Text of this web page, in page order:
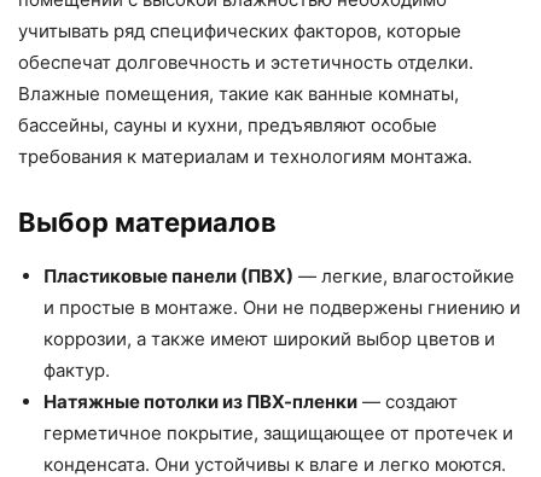
учитывать ряд специфических факторов, которые
обеспечат долговечность и эстетичность отделки.
Влажные помещения, такие как ванные комнаты,
бассейны, сауны и кухни, предъявляют особые
требования к материалам и технологиям монтажа.
Выбор материалов
Пластиковые панели (ПВХ) — легкие, влагостойкие
и простые в монтаже. Они не подвержены гниению и
коррозии, а также имеют широкий выбор цветов и
фактур.
Натяжные потолки из ПВХ-пленки — создают
герметичное покрытие, защищающее от протечек и
конденсата. Они устойчивы к влаге и легко моются.